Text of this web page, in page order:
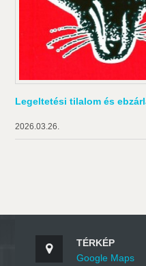
Legeltetési tilalom és
2026.03.26.
TÉRKÉP
Google Maps